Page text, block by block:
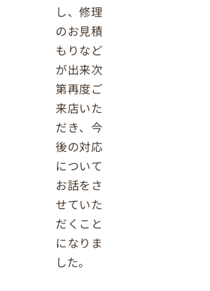
し、修理
のお見積
もりなど
が出来次
第再度ご
来店いた
だき、今
後の対応
について
お話をさ
せていた
だくこと
になりま
した。